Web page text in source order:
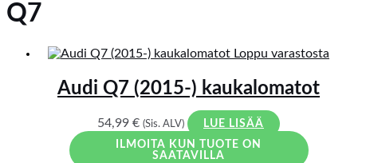
Q7
Loppu varastosta
Audi Q7 (2015-) kaukalomatot
54,99 € (Sis. ALV)
LUE LISÄÄ
ILMOITA KUN TUOTE ON
SAATAVILLA